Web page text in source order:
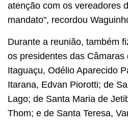
atenção com os vereadores
mandato", recordou
Durante a reunião, também
os presidentes das Câmaras
Itaguaçu, Odélio Aparecido
Itarana, Edvan Piorotti; de
Lago; de Santa Maria de
Thom; e de Santa Teresa,